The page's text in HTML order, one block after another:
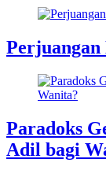
Perjuangan
Paradoks
Adil bagi